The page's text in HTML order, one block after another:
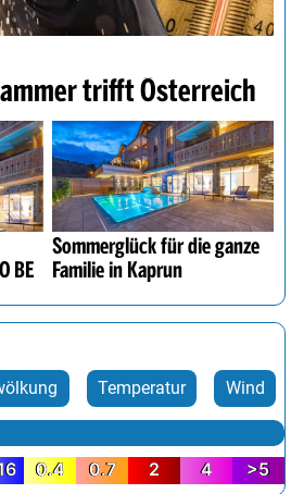
trifft Österreich
BE
Sommerglück für die ganze
Familie in Kaprun
Temperatur Wind
0.4 0.7 2 4 >5